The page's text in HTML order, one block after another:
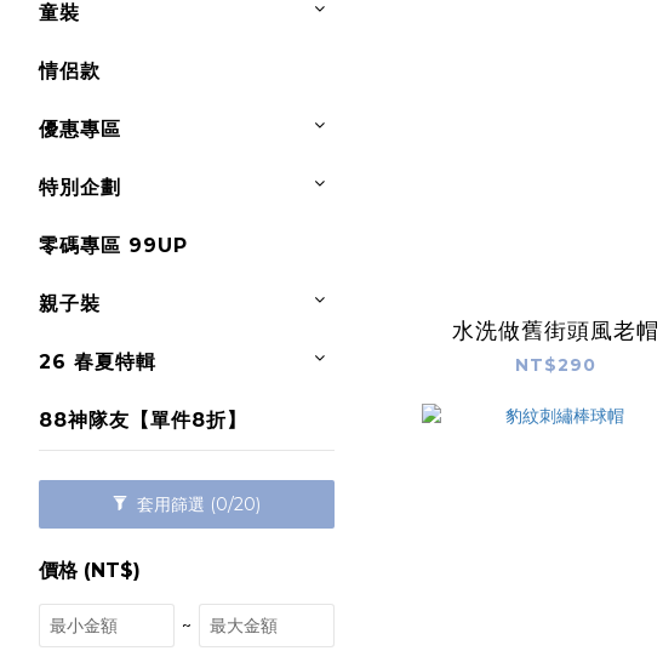
童裝
情侶款
優惠專區
特別企劃
零碼專區 99UP
親子裝
26 春夏特輯
88神隊友【單件8折】
套用篩選 (0/20)
價格 (NT$)
~
水洗做舊街頭風老帽
NT$290